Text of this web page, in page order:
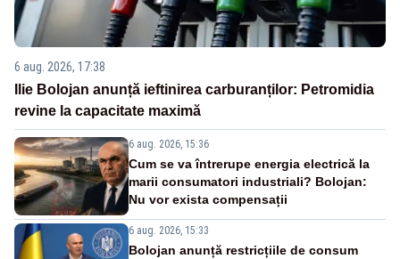
6 aug. 2026, 17:38
Ilie Bolojan anunță ieftinirea carburanților: Petromidia
revine la capacitate maximă
6 aug. 2026, 15:36
Cum se va întrerupe energia electrică la
marii consumatori industriali? Bolojan:
Nu vor exista compensații
6 aug. 2026, 15:33
Bolojan anunță restricțiile de consum